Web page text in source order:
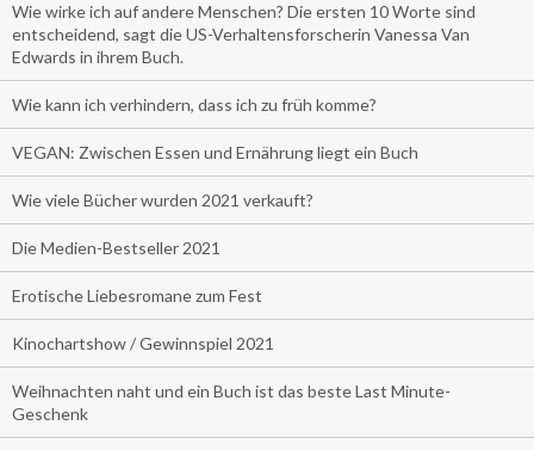
Wie wirke ich auf andere Menschen? Die ersten 10 Worte sind
entscheidend, sagt die US-Verhaltensforscherin Vanessa Van
Edwards in ihrem Buch.
Wie kann ich verhindern, dass ich zu früh komme?
VEGAN: Zwischen Essen und Ernährung liegt ein Buch
Wie viele Bücher wurden 2021 verkauft?
Die Medien-Bestseller 2021
Erotische Liebesromane zum Fest
Kinochartshow / Gewinnspiel 2021
Weihnachten naht und ein Buch ist das beste Last Minute-
Geschenk